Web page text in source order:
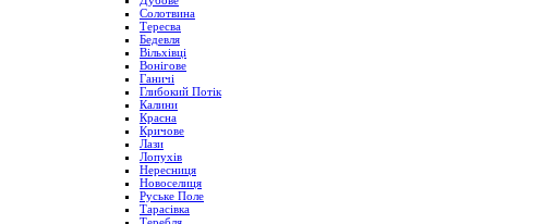
Солотвина
Тересва
Бедевля
Вільхівці
Вонігове
Ганичі
Глибокий Потік
Калини
Красна
Кричове
Лази
Лопухів
Нересниця
Новоселиця
Руське Поле
Тарасівка